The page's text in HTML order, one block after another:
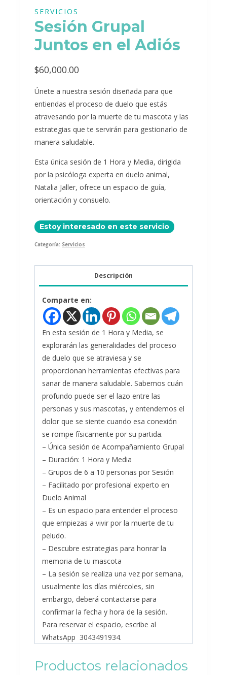
SERVICIOS
Sesión Grupal
Juntos en el Adiós
$60,000.00
Únete a nuestra sesión diseñada para que
entiendas el proceso de duelo que estás
atravesando por la muerte de tu mascota y las
estrategias que te servirán para gestionarlo de
manera saludable.
Esta única sesión de 1 Hora y Media, dirigida
por la psicóloga experta en duelo animal,
Natalia Jaller, ofrece un espacio de guía,
orientación y consuelo.
Estoy interesado en este servicio
Categoría: Servicios
Descripción
Comparte en:
En esta sesión de 1 Hora y Media, se
explorarán las generalidades del proceso
de duelo que se atraviesa y se
proporcionan herramientas efectivas para
sanar de manera saludable. Sabemos cuán
profundo puede ser el lazo entre las
personas y sus mascotas, y entendemos el
dolor que se siente cuando esa conexión
se rompe físicamente por su partida.
– Única sesión de Acompañamiento Grupal
– Duración: 1 Hora y Media
– Grupos de 6 a 10 personas por Sesión
– Facilitado por profesional experto en
Duelo Animal
– Es un espacio para entender el proceso
que empiezas a vivir por la muerte de tu
peludo.
– Descubre estrategias para honrar la
memoria de tu mascota
– La sesión se realiza una vez por semana,
usualmente los días miércoles, sin
embargo, deberá contactarse para
confirmar la fecha y hora de la sesión.
Para reservar el espacio, escribe al
WhatsApp 3043491934.
Productos relacionados